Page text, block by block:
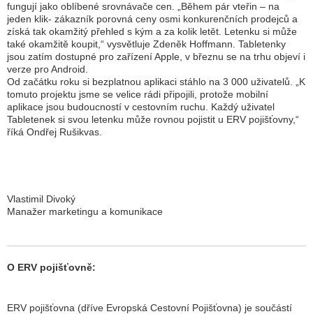
fungují jako oblíbené srovnávače cen.
„Během pár vteřin – na
jeden klik- zákazník porovná ceny osmi konkurenčních prodejců a
získá tak okamžitý přehled s kým a za kolik letět. Letenku si může
také okamžitě koupit, “ vysvětluje Zdeněk Hoffmann. Tabletenky
jsou zatím dostupné pro zařízení Apple, v březnu se na trhu objeví i
verze pro Android.
Od začátku roku si bezplatnou aplikaci stáhlo na 3 000 uživatelů. „ K
tomuto projektu jsme se velice rádi připojili, protože mobilní
aplikace jsou budoucností v cestovním ruchu. Každý uživatel
Tabletenek si svou letenku může rovnou pojistit u ERV pojišťovny,“
říká Ondřej Rušikvas.
Vlastimil Divoký
Manažer marketingu a komunikace
O ERV pojišťovně:
ERV pojišťovna (dříve Evropská Cestovní Pojišťovna) je součástí